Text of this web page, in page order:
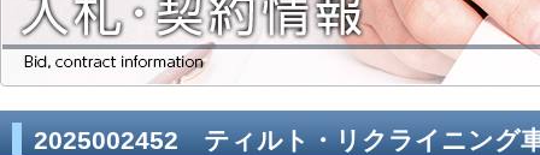
2025002452 ティルト・リクライニング